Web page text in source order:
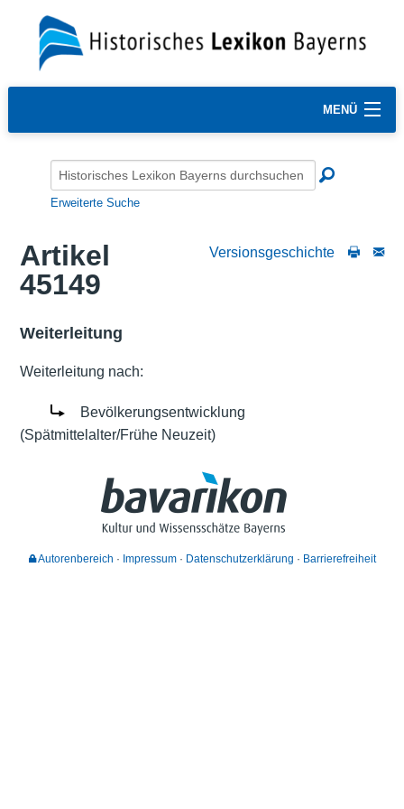
MENÜ
Erweiterte Suche
Versionsgeschichte
Artikel
45149
Weiterleitung
Weiterleitung nach:
Bevölkerungsentwicklung
(Spätmittelalter/Frühe Neuzeit)
Autorenbereich Impressum Datenschutzerklärung Barrierefreiheit